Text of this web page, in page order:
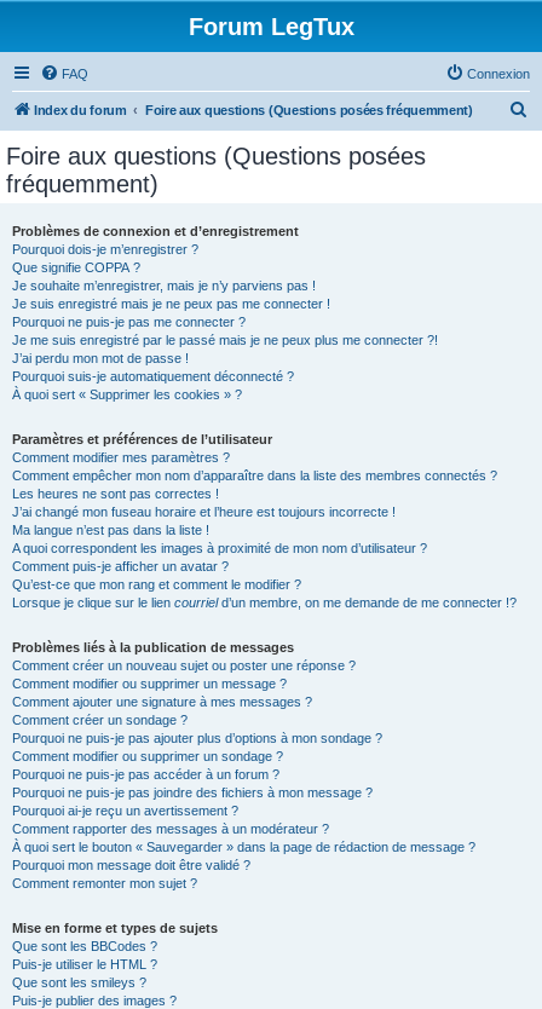
Forum LegTux
FAQ Connexion
Index du forum Foire aux questions (Questions posées fréquemment)
Foire aux questions (Questions posées
fréquemment)
Problèmes de connexion et d’enregistrement
Pourquoi dois-je m’enregistrer ?
Que signifie COPPA ?
Je souhaite m’enregistrer, mais je n’y parviens pas !
Je suis enregistré mais je ne peux pas me connecter !
Pourquoi ne puis-je pas me connecter ?
Je me suis enregistré par le passé mais je ne peux plus me connecter ?!
J’ai perdu mon mot de passe !
Pourquoi suis-je automatiquement déconnecté ?
À quoi sert « Supprimer les cookies » ?
Paramètres et préférences de l’utilisateur
Comment modifier mes paramètres ?
Comment empêcher mon nom d’apparaître dans la liste des membres connectés ?
Les heures ne sont pas correctes !
J’ai changé mon fuseau horaire et l’heure est toujours incorrecte !
Ma langue n’est pas dans la liste !
A quoi correspondent les images à proximité de mon nom d’utilisateur ?
Comment puis-je afficher un avatar ?
Qu’est-ce que mon rang et comment le modifier ?
Lorsque je clique sur le lien courrield’un membre, on me demande de me connecter !?
Problèmes liés à la publication de messages
Comment créer un nouveau sujet ou poster une réponse ?
Comment modifier ou supprimer un message ?
Comment ajouter une signature à mes messages ?
Comment créer un sondage ?
Pourquoi ne puis-je pas ajouter plus d’options à mon sondage ?
Comment modifier ou supprimer un sondage ?
Pourquoi ne puis-je pas accéder à un forum ?
Pourquoi ne puis-je pas joindre des fichiers à mon message ?
Pourquoi ai-je reçu un avertissement ?
Comment rapporter des messages à un modérateur ?
À quoi sert le bouton « Sauvegarder » dans la page de rédaction de message ?
Pourquoi mon message doit être validé ?
Comment remonter mon sujet ?
Mise en forme et types de sujets
Que sont les BBCodes ?
Puis-je utiliser le HTML ?
Que sont les smileys ?
Puis-je publier des images ?